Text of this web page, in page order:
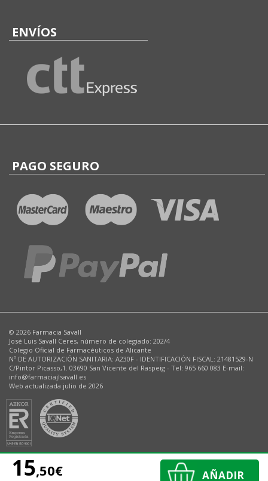
15,50€ AÑADIR
ENVÍOS
PAGO SEGURO
© 2026 Farmacia Savall
José Luis Savall Ceres, número de colegiado: 202/4
Colegio Oficial de Farmacéuticos de Alicante
Nº DE AUTORIZACIÓN SANITARIA: A230F - IDENTIFICACIÓN FISCAL: 21481529-N
C/Pintor Picasso,1. 03690 San Vicente del Raspeig - Tel: 965 660 083 E-mail:
info@farmaciajlsavall.es
Web actualizada julio de 2026